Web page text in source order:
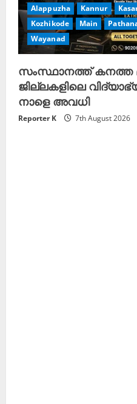
Alappuzha Kannur
Kozhikode
Main
Wayanad
സംസ്ഥാനത്ത് കനത്ത
ജില്ലകളിലെ
നാളെ അവധി
Reporter K 7th August 2026